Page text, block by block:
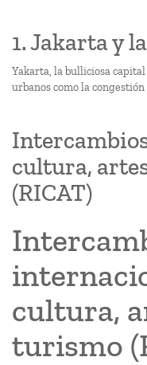
1. Jakarta y
Yakarta, la bulliciosa
urbanos como la
cultura,
(RICAT)
cultura,
turismo